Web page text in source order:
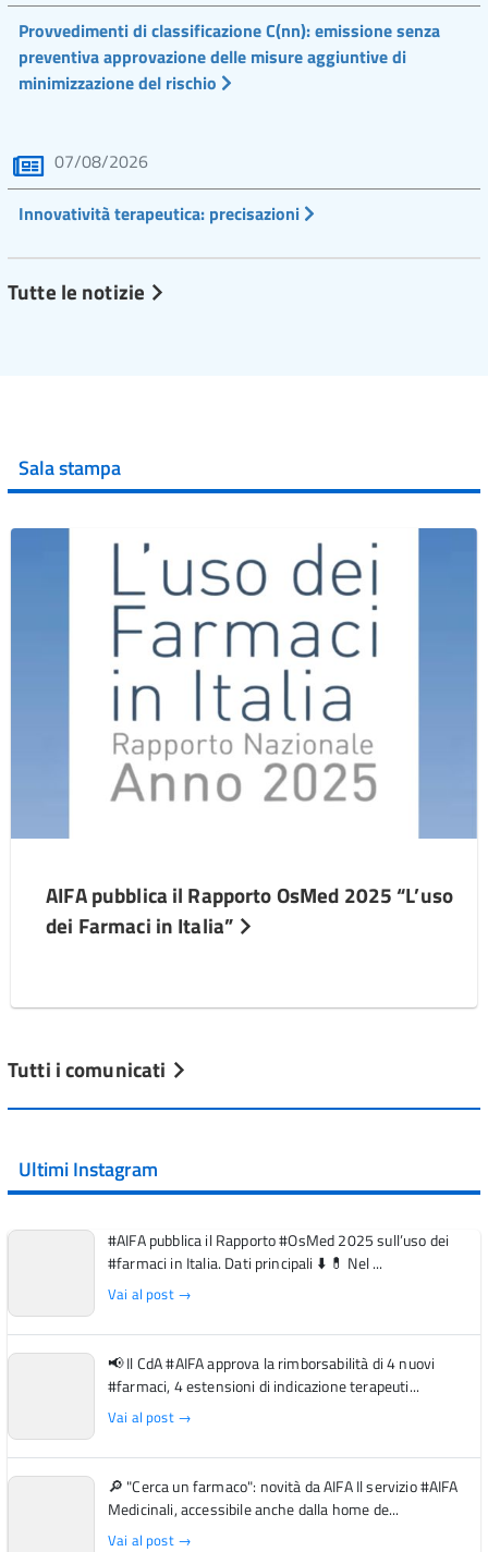
Provvedimenti di classificazione C(nn): emissione senza
preventiva approvazione delle misure aggiuntive di
minimizzazione del rischio
07/08/2026
Innovatività terapeutica: precisazioni
Tutte le notizie
Sala stampa
AIFA pubblica il Rapporto OsMed 2025 “L’uso
dei Farmaci in Italia”
Tutti i comunicati
Ultimi Instagram
#AIFA pubblica il Rapporto #OsMed 2025 sull’uso dei
#farmaci in Italia. Dati principali ⬇️ 💊 Nel ...
Vai al post →
📢 Il CdA #AIFA approva la rimborsabilità di 4 nuovi
#farmaci, 4 estensioni di indicazione terapeuti...
Vai al post →
🔎 "Cerca un farmaco": novità da AIFA Il servizio #AIFA
Medicinali, accessibile anche dalla home de...
Vai al post →